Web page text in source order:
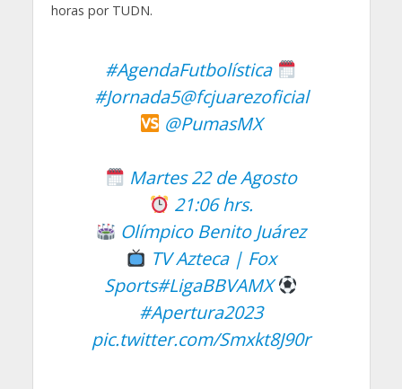
horas por TUDN.
#AgendaFutbolística
#Jornada5@fcjuarezoficial
@PumasMX
Martes 22 de Agosto
21:06 hrs.
Olímpico Benito Juárez
TV Azteca | Fox
Sports#LigaBBVAMX
#Apertura2023
pic.twitter.com/Smxkt8J90r